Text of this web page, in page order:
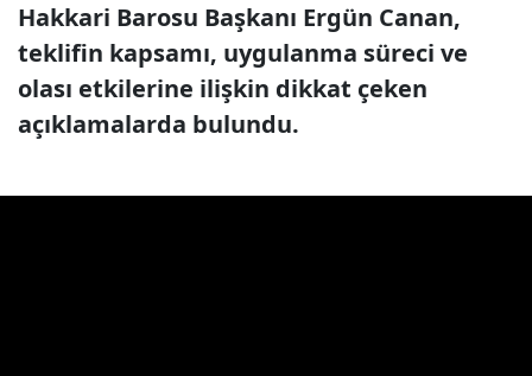
Hakkari Barosu Başkanı Ergün Canan,
teklifin kapsamı, uygulanma süreci ve
olası etkilerine ilişkin dikkat çeken
açıklamalarda bulundu.